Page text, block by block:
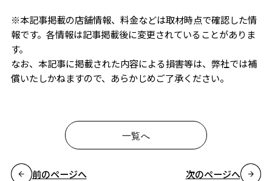
※本記事掲載の店舗情報、料金などは取材時点で確認した情
報です。各情報は記事掲載後に変更されていることがありま
す。
なお、本記事に掲載された内容による損害等は、弊社では補
償いたしかねますので、あらかじめご了承ください。
前のページへ
一覧へ
次のページへ